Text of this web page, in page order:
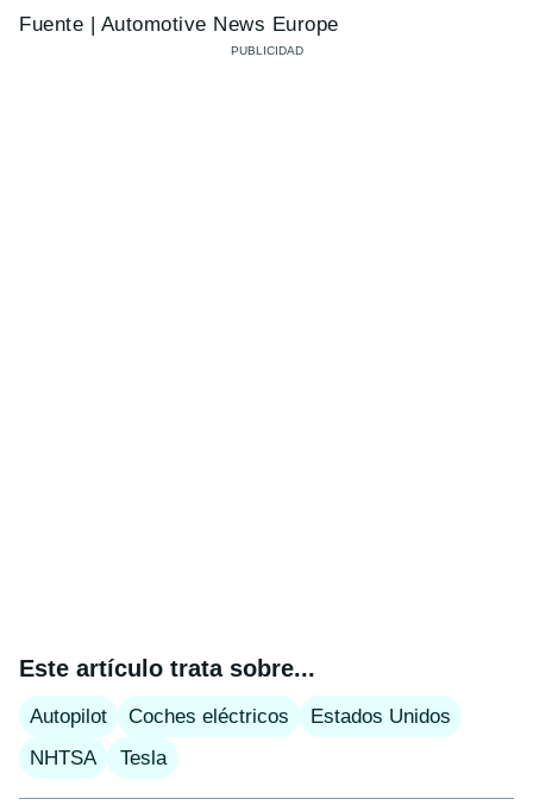
Fuente | Automotive News Europe
Este artículo trata sobre...
Autopilot Coches eléctricos
Estados Unidos
NHTSA
Tesla